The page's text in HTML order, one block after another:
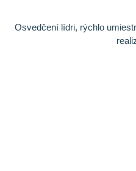
Osvedčení lídri, rýchlo